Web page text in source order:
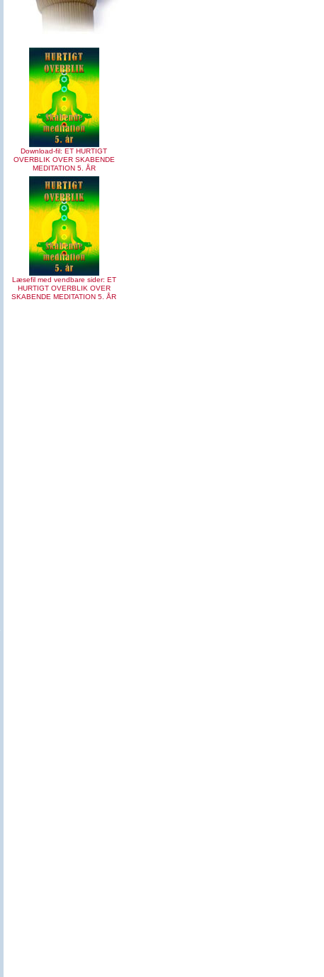
Download-fil: ET HURTIGT
OVERBLIK OVER SKABENDE
MEDITATION 5. ÅR
Læsefil med vendbare sider: ET
HURTIGT OVERBLIK OVER
SKABENDE MEDITATION 5. ÅR